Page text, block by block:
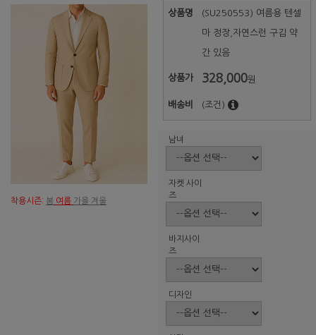
착용시즌: 봄 여름 가을 겨울
상품명 (SU250553) 여름용 텐셀
마 정장,자연스런 구김 약
간 있음
상품가 328,000원
배송비 (조건)
남녀
자켓 사이
즈
바지사이
즈
디자인